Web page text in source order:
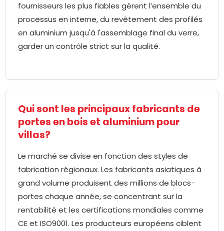
fournisseurs les plus fiables gèrent l’ensemble du
processus en interne, du revêtement des profilés
en aluminium jusqu'à l'assemblage final du verre,
garder un contrôle strict sur la qualité.
Qui sont les principaux fabricants de
portes en bois et aluminium pour
villas?
Le marché se divise en fonction des styles de
fabrication régionaux. Les fabricants asiatiques à
grand volume produisent des millions de blocs-
portes chaque année, se concentrant sur la
rentabilité et les certifications mondiales comme
CE et ISO9001. Les producteurs européens ciblent